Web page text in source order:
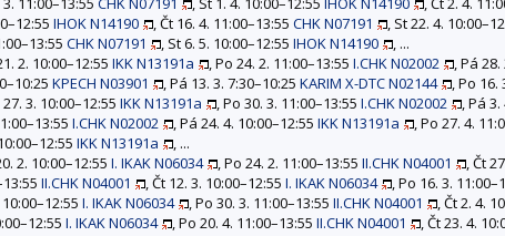
IHOK N14190 , Čt 16. 4. 11:00–13:55 CHK N07191 , St 22. 4.
CHK N07191 , St 6. 5. 10:00–12:55 IHOK N14190
, ...
2. 10:00–12:55 IKK N13191a , Po 24. 2. 11:00–13:55 I.CHK N02002 , Pá
KPECH N03901 , Pá 13. 3. 7:30–10:25 KARIM X-DTC N02144 , Po 16.
27. 3. 10:00–12:55 IKK N13191a , Po 30. 3. 11:00–13:55 I.CHK N02002 , Pá
I.CHK N02002 , Pá 24. 4. 10:00–12:55 IKK N13191a , Po 27. 4.
IKK N13191a
, ...
2. 10:00–12:55 I. IKAK N06034 , Po 24. 2. 11:00–13:55 II.CHK N04001 , Čt
II.CHK N04001 , Čt 12. 3. 10:00–12:55 I. IKAK N06034 , Po 16. 3.
I. IKAK N06034 , Po 30. 3. 11:00–13:55 II.CHK N04001 , Čt 2. 4.
I. IKAK N06034 , Po 20. 4. 11:00–13:55 II.CHK N04001 , Čt 23. 4.